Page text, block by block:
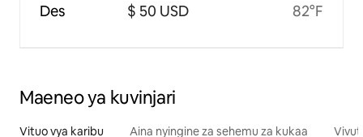
Des $ 50 USD 82°F
Maeneo ya kuvinjari
Vituo vya karibu Aina nyingine za sehemu za kukaa